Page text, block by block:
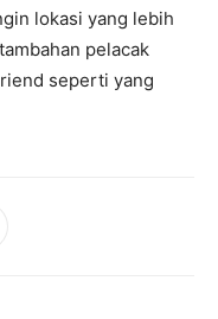
lokasi yang lebih
pelacak
seperti yang